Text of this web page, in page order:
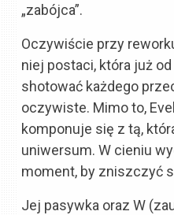
„zabójca”.
Oczywiście przy
niej postaci, która już
shotować każdego
oczywiste. Mimo to,
komponuje się z tą,
uniwersum. W cieniu
moment, by zniszczyć
Jej pasywka oraz W